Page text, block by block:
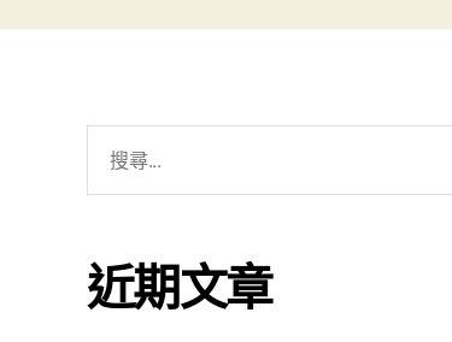
字:
近期文章